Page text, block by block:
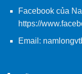
Facebook của
https://
Email: